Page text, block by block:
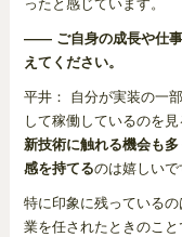
ったと感じています。
―― ご自身の成長や仕事
えてください。
平井： 自分が実装の一
して稼働しているのを
新技術に触れる機会も
感を持てるのは嬉しいで
特に印象に残っている
業を任されたときのこ